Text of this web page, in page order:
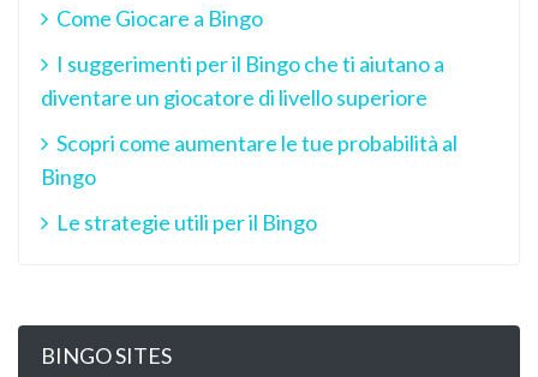
Come Giocare a Bingo
I suggerimenti per il Bingo che ti aiutano a
diventare un giocatore di livello superiore
Scopri come aumentare le tue probabilità al
Bingo
Le strategie utili per il Bingo
BINGO SITES